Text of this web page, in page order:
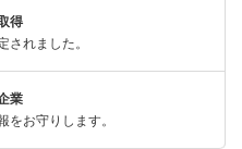
得
されました。
業
をお守りします。